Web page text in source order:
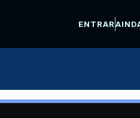
ENTRAR